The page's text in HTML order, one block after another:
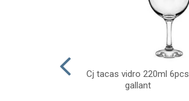
Cj tacas vidro 220ml 6pcs
gallant